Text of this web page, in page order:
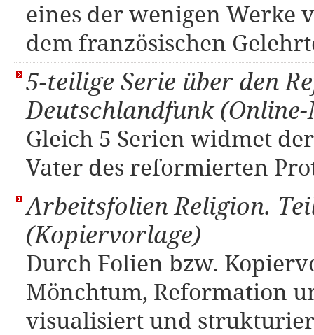
eines der wenigen Werke
dem französischen
5-teilige Serie über den
Deutschlandfunk
Gleich 5 Serien widmet
Vater des reformierten
Arbeitsfolien Religion.
(Kopiervorlage)
Durch Folien bzw.
Mönchtum, Reformation
visualisiert und